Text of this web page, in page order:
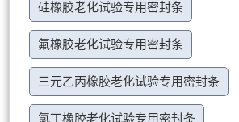
硅橡胶老化试验专用密封条
氟橡胶老化试验专用密封条
三元乙丙橡胶老化试验专用密封条
氯丁橡胶老化试验专用密封条